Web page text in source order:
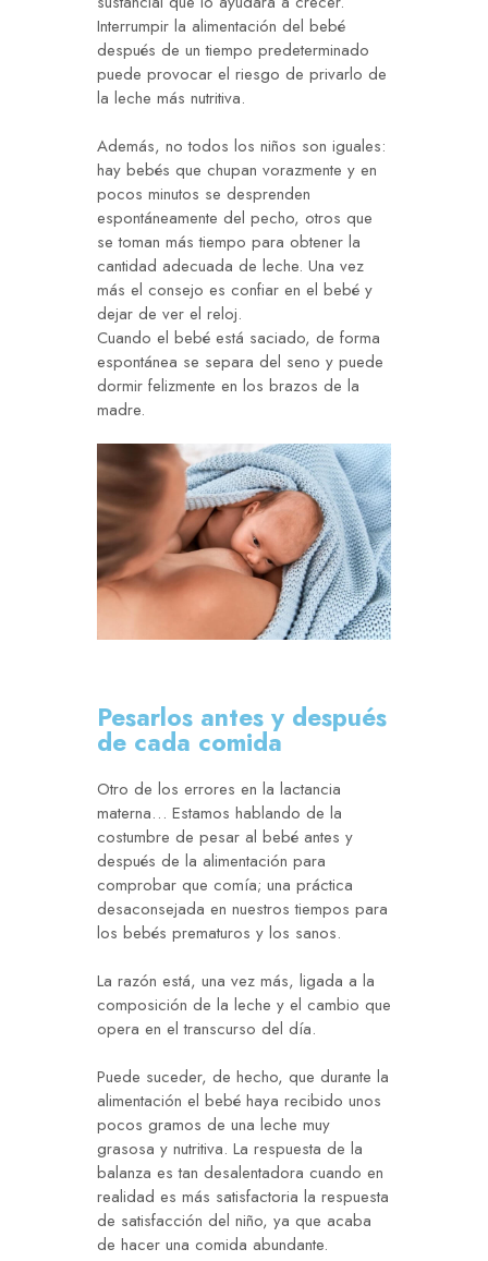
Interrumpir la alimentación del bebé
después de un tiempo predeterminado
puede provocar el riesgo de privarlo de
la leche más nutritiva.
Además, no todos los niños son iguales:
hay bebés que chupan vorazmente y en
pocos minutos se desprenden
espontáneamente del pecho, otros que
se toman más tiempo para obtener la
cantidad adecuada de leche. Una vez
más el consejo es confiar en el bebé y
dejar de ver el reloj.
Cuando el bebé está saciado, de forma
espontánea se separa del seno y puede
dormir felizmente en los brazos de la
madre.
Pesarlos antes y después
de cada comida
Otro de los errores en la lactancia
materna… Estamos hablando de la
costumbre de pesar al bebé antes y
después de la alimentación para
comprobar que comía; una práctica
desaconsejada en nuestros tiempos para
los bebés prematuros y los sanos.
La razón está, una vez más, ligada a la
composición de la leche y el cambio que
opera en el transcurso del día.
Puede suceder, de hecho, que durante la
alimentación el bebé haya recibido unos
pocos gramos de una leche muy
grasosa y nutritiva. La respuesta de la
balanza es tan desalentadora cuando en
realidad es más satisfactoria la respuesta
de satisfacción del niño, ya que acaba
de hacer una comida abundante.